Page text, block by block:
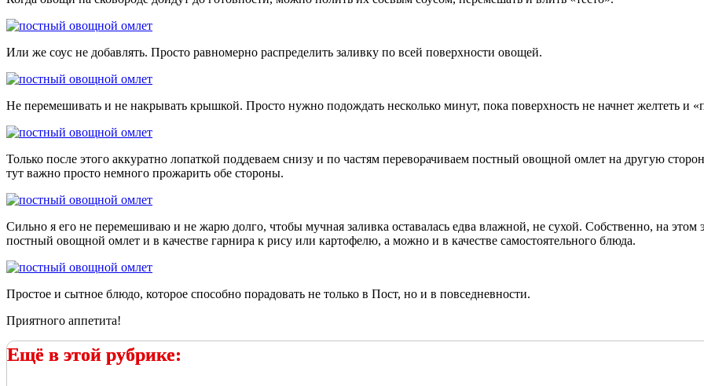
Или же соус не добавлять. Просто равномерно распределить заливку по всей поверхности овощей.
Не перемешивать и не накрывать крышкой. Просто нужно подождать несколько минут, пока поверхность не начнет желтеть и
Только после этого аккуратно лопаткой поддеваем снизу и по частям переворачиваем постный овощной омлет на другую
тут важно просто немного прожарить обе стороны.
Сильно я его не перемешиваю и не жарю долго, чтобы мучная заливка оставалась едва влажной, не сухой. Собственно, на
постный овощной омлет и в качестве гарнира к рису или картофелю, а можно и в качестве самостоятельного блюда.
Простое и сытное блюдо, которое способно порадовать не только в Пост, но и в повседневности.
Приятного аппетита!
Ещё в этой рубрике: